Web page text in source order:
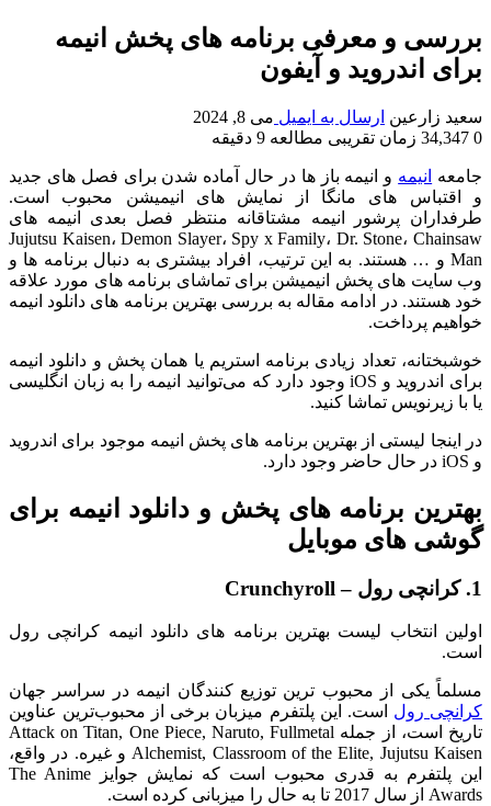
بررسی و معرفی برنامه های پخش انیمه
برای اندروید و آیفون
سعید زارعین ارسال به ایمیل می 8, 2024
0
زمان تقریبی مطالعه 9 دقیقه
جامعه انیمه و انیمه باز ها در حال آماده شدن برای فصل های جدید
و اقتباس های مانگا از نمایش های انیمیشن محبوب است.
طرفداران پرشور انیمه مشتاقانه منتظر فصل بعدی انیمه های
Jujutsu Kaisen، Demon Slayer، Spy x Family، Dr. Stone، Chainsaw
Man و … هستند. به این ترتیب، افراد بیشتری به دنبال برنامه ها و
وب سایت های پخش انیمیشن برای تماشای برنامه های مورد علاقه
خود هستند. در ادامه مقاله به بررسی بهترین برنامه های دانلود انیمه
خواهیم پرداخت.
خوشبختانه، تعداد زیادی برنامه استریم یا همان پخش و دانلود انیمه
برای اندروید و iOS وجود دارد که می‌توانید انیمه را به زبان انگلیسی
یا با زیرنویس تماشا کنید.
در اینجا لیستی از بهترین برنامه های پخش انیمه موجود برای اندروید
و iOS در حال حاضر وجود دارد.
بهترین برنامه های پخش و دانلود انیمه برای
گوشی های موبایل
1. کرانچی رول – Crunchyroll
اولین انتخاب لیست بهترین برنامه های دانلود انیمه کرانچی رول
است.
مسلماً یکی از محبوب ترین توزیع کنندگان انیمه در سراسر جهان
کرانچی رول است. این پلتفرم میزبان برخی از محبوب‌ترین عناوین
تاریخ است، از جمله Attack on Titan, One Piece, Naruto, Fullmetal
Alchemist, Classroom of the Elite, Jujutsu Kaisen و غیره. در واقع،
این پلتفرم به قدری محبوب است که نمایش جوایز The Anime
Awards از سال 2017 تا به حال را میزبانی کرده است.